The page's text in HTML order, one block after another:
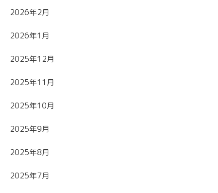
2026年2月
2026年1月
2025年12月
2025年11月
2025年10月
2025年9月
2025年8月
2025年7月